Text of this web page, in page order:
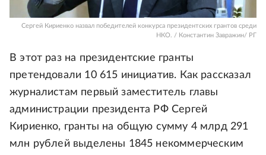
Сергей Кириенко назвал победителей конкурса президентских грантов среди
НКО. / Константин Завражин/ РГ
В этот раз на президентские гранты
претендовали 10 615 инициатив. Как рассказал
журналистам первый заместитель главы
администрации президента РФ Сергей
Кириенко, гранты на общую сумму 4 млрд 291
млн рублей выделены 1845 некоммерческим